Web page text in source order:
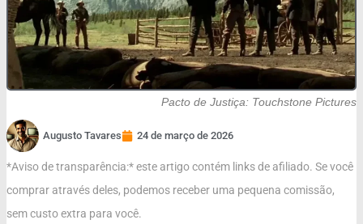
Pacto de Justiça: Touchstone Pictures
Augusto Tavares 24 de março de 2026
*Aviso de transparência:* este artigo contém links de afiliado. Se você
comprar através deles, podemos receber uma pequena comissão,
sem custo extra para você.